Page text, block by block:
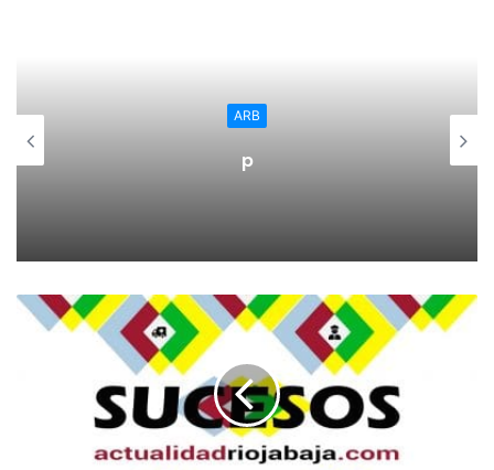
Urquijo, Cabarrús o Jovellanos nacieron en familias
humildes, a veces de hidalgos pobres, y llegaron a
ministros del rey. En su mejor momento gozaron de la más
Nicoló Setaro, el erudito José Luis Velázquez, el profesor
Ramón de Salas, etc. Formaban en uno de los dos partidos
que ya anunció Feijoo, el partido de las reformas. Pero el
otro partido, el de los grandes siempre en la sombra, era
muy poderoso y acabó con ellos. Son algunas de las
Víctimas del absolutismo y de sus variados instrumentos,
ARB
p